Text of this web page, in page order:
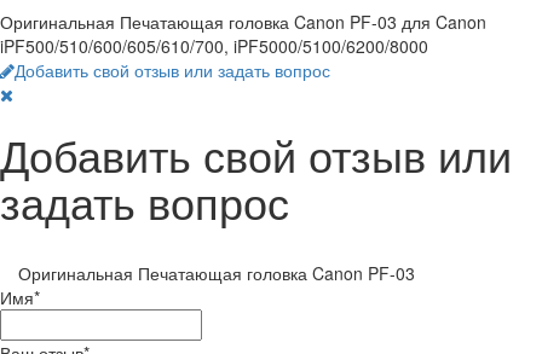
Оригинальная Печатающая головка Canon PF-03 для Canon
iPF500/510/600/605/610/700, iPF5000/5100/6200/8000
Добавить свой отзыв или задать вопрос
Добавить свой отзыв или
задать вопрос
Оригинальная Печатающая головка Canon PF-03
Имя*